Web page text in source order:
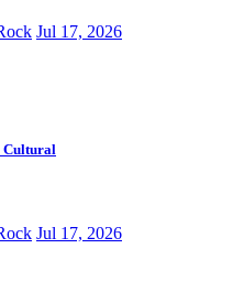
Jul 17, 2026
Cultural
Jul 17, 2026